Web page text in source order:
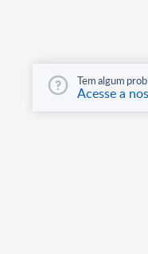
Tem algum
Acesse a